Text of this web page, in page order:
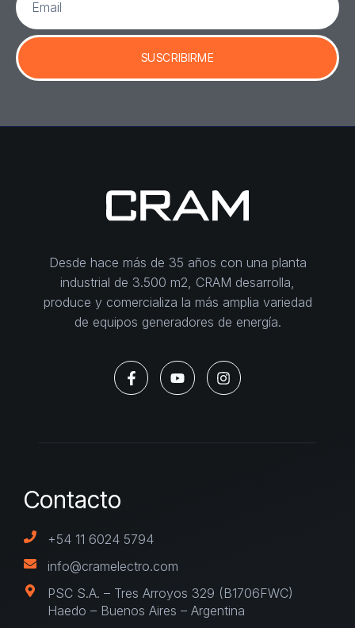
SUSCRIBIRME
Desde hace más de 35 años con una planta
industrial de 3.500 m2, CRAM desarrolla,
produce y comercializa la más amplia variedad
de equipos generadores de energía.
Contacto
+54 11 6024 5794
info@cramelectro.com
PSC S.A. – Tres Arroyos 329 (B1706FWC)
Haedo – Buenos Aires – Argentina